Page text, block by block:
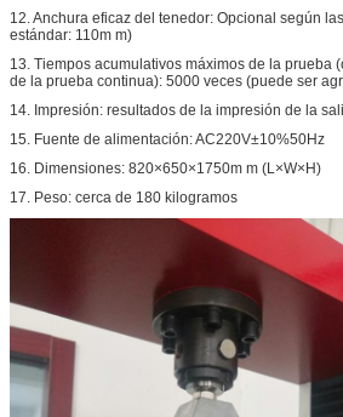
12. Anchura eficaz del tenedor: Opcional según
estándar: 110m m)
13. Tiempos acumulativos máximos de la prueba
de la prueba continua): 5000 veces (puede ser
14. Impresión: resultados de la impresión de la
15. Fuente de alimentación: AC220V±10%50Hz
16. Dimensiones: 820×650×1750m m (L×W×H)
17. Peso: cerca de 180 kilogramos